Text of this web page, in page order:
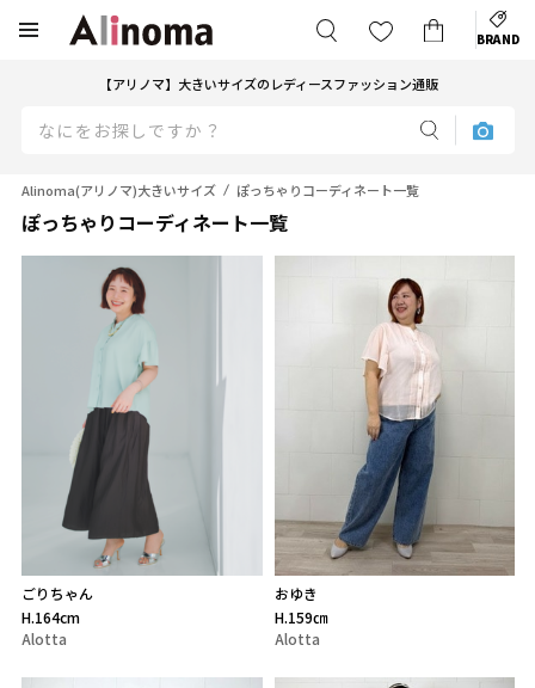
BRAND
【アリノマ】大きいサイズのレディースファッション通販
Alinoma(アリノマ)大きいサイズ ぽっちゃりコーディネート一覧
ぽっちゃりコーディネート一覧
ごりちゃん
H.164cm
Alotta
おゆき
H.159㎝
Alotta